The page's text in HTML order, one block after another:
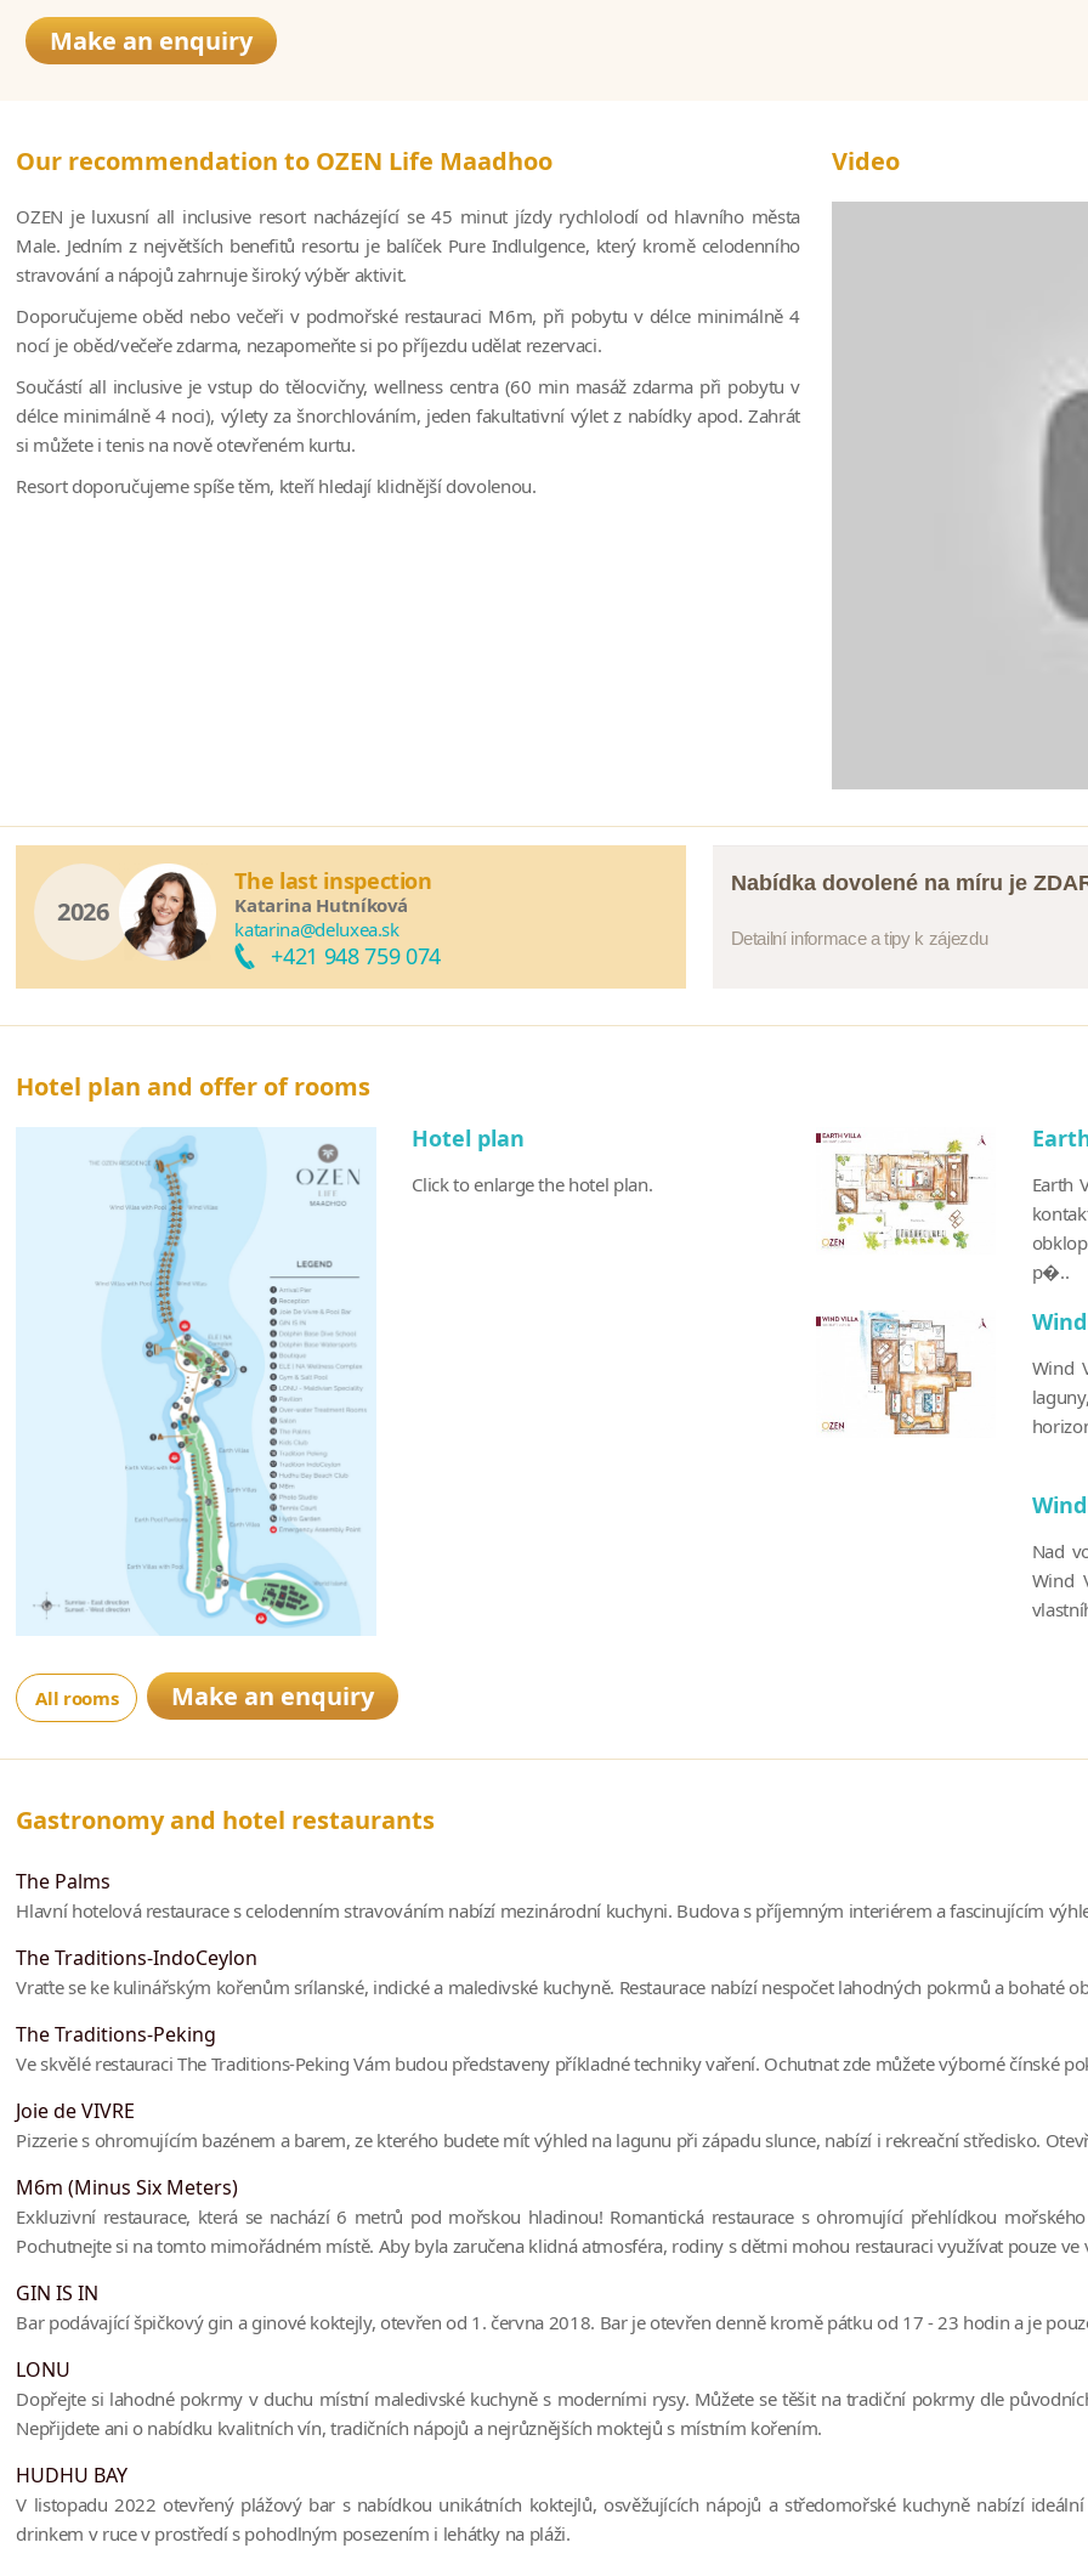
Make an enquiry
Our recommendation to OZEN Life Maadhoo
OZEN je luxusní all inclusive resort nacházející se 45 minut jízdy rychlolodí od hlavního města
Male. Jedním z největších benefitů resortu je balíček Pure Indlulgence, který kromě celodenního
stravování a nápojů zahrnuje široký výběr aktivit.
Doporučujeme oběd nebo večeři v podmořské restauraci M6m, při pobytu v délce minimálně 4
nocí je oběd/večeře zdarma, nezapomeňte si po příjezdu udělat rezervaci.
Součástí all inclusive je vstup do tělocvičny, wellness centra (60 min masáž zdarma při pobytu v
délce minimálně 4 noci), výlety za šnorchlováním, jeden fakultativní výlet z nabídky apod. Zahrát
si můžete i tenis na nově otevřeném kurtu.
Resort doporučujeme spíše těm, kteří hledají klidnější dovolenou.
Video
2026
The last inspection
Katarina Hutníková
katarina@deluxea.sk
+421 948 759 074
Nabídka dovolené na míru je
Detailní informace a tipy k zájezdu
Hotel plan and offer of rooms
Hotel plan
Click to enlarge the hotel plan.
Earth
p�..
Wind
Nad
Wind
All rooms Make an enquiry
Gastronomy and hotel restaurants
The Palms
Hlavní hotelová restaurace s celodenním stravováním nabízí mezinárodní kuchyni. Budova s příjemným interiérem a fascinujícím
The Traditions-IndoCeylon
Vraťte se ke kulinářským kořenům srílanské, indické a maledivské kuchyně. Restaurace nabízí nespočet lahodných pokrmů a bohaté
The Traditions-Peking
Ve skvělé restauraci The Traditions-Peking Vám budou představeny příkladné techniky vaření. Ochutnat zde můžete výborné čínské
Joie de VIVRE
Pizzerie s ohromujícím bazénem a barem, ze kterého budete mít výhled na lagunu při západu slunce, nabízí i rekreační středisko.
M6m (Minus Six Meters)
Exkluzivní restaurace, která se nachází 6 metrů pod mořskou hladinou! Romantická restaurace s ohromující přehlídkou
Pochutnejte si na tomto mimořádném místě. Aby byla zaručena klidná atmosféra, rodiny s dětmi mohou restauraci využívat pouze
GIN IS IN
Bar podávající špičkový gin a ginové koktejly, otevřen od 1. června 2018. Bar je otevřen denně kromě pátku od 17 - 23 hodin a je
LONU
Dopřejte si lahodné pokrmy v duchu místní maledivské kuchyně s moderními rysy. Můžete se těšit na tradiční pokrmy dle
Nepřijdete ani o nabídku kvalitních vín, tradičních nápojů a nejrůznějších moktejů s místním kořením.
HUDHU BAY
V listopadu 2022 otevřený plážový bar s nabídkou unikátních koktejlů, osvěžujících nápojů a středomořské kuchyně nabízí
drinkem v ruce v prostředí s pohodlným posezením i lehátky na pláži.